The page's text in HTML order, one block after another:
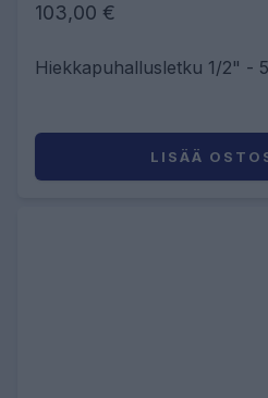
103,00 €
Hiekkapuhallusletku 1/2" -
LISÄÄ